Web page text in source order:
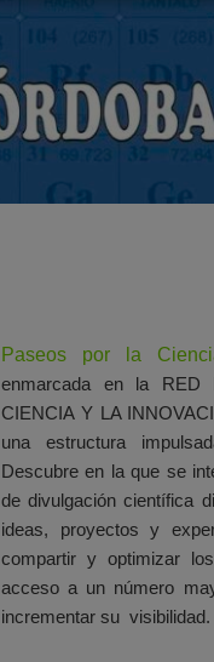
Paseos por la
enmarcada en la
CIENCIA Y LA
una estructura
Descubre en la que se
de divulgación científica
ideas, proyectos y
compartir y optimizar
acceso a un número
incrementar su visibilidad.